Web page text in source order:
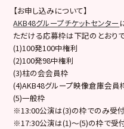
【お申し込みについて】
AKB48グループチケットセンター
ただける応募枠は下記のとおりで
(1)100発100中権利
(2)100発98中権利
(3)柱の会会員枠
(4)AKB48グループ映像倉庫会員
(5)一般枠
※13:00公演は(3)の枠でのみ受付
※17:30公演は(1)～(5)の枠で受付